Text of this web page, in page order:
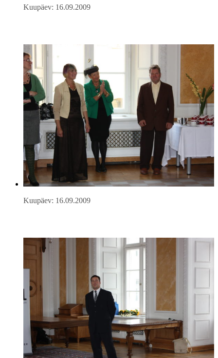
Kuupäev: 16.09.2009
Kuupäev: 16.09.2009